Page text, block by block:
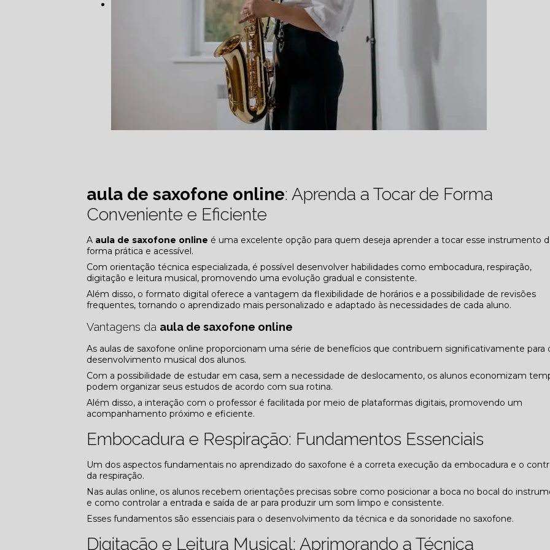
aula de saxofone online: Aprenda a Tocar de Forma
Conveniente e Eficiente
A aula de saxofone online é uma excelente opção para quem deseja aprender a tocar esse instrumento
forma prática e acessível.
Com orientação técnica especializada, é possível desenvolver habilidades como embocadura, respiração,
digitação e leitura musical, promovendo uma evolução gradual e consistente.
Além disso, o formato digital oferece a vantagem da flexibilidade de horários e a possibilidade de revisões
frequentes, tornando o aprendizado mais personalizado e adaptado às necessidades de cada aluno.
Vantagens da aula de saxofone online
As aulas de saxofone online proporcionam uma série de benefícios que contribuem significativamente para
desenvolvimento musical dos alunos.
Com a possibilidade de estudar em casa, sem a necessidade de deslocamento, os alunos economizam
podem organizar seus estudos de acordo com sua rotina.
Além disso, a interação com o professor é facilitada por meio de plataformas digitais, promovendo um
acompanhamento próximo e eficiente.
Embocadura e Respiração: Fundamentos Essenciais
Um dos aspectos fundamentais no aprendizado do saxofone é a correta execução da embocadura e o
da respiração.
Nas aulas online, os alunos recebem orientações precisas sobre como posicionar a boca no bocal do
e como controlar a entrada e saída de ar para produzir um som limpo e consistente.
Esses fundamentos são essenciais para o desenvolvimento da técnica e da sonoridade no saxofone.
Digitação e Leitura Musical: Aprimorando a Técnica